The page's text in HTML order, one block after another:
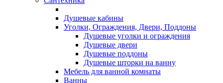
Душевые кабины
Уголки, Ограждения, Двери, Поддоны
Душевые уголки и ограждения
Душевые двери
Душевые поддоны
Душевые шторки на ванну
Мебель для ванной комнаты
Ванны